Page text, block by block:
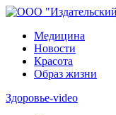
Медицина
Новости
Красота
Образ жизни
Здоровье-video